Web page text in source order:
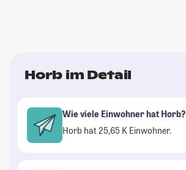
Horb im Detail
Wie viele Einwohner hat Horb?
Horb hat 25,65 K Einwohner.